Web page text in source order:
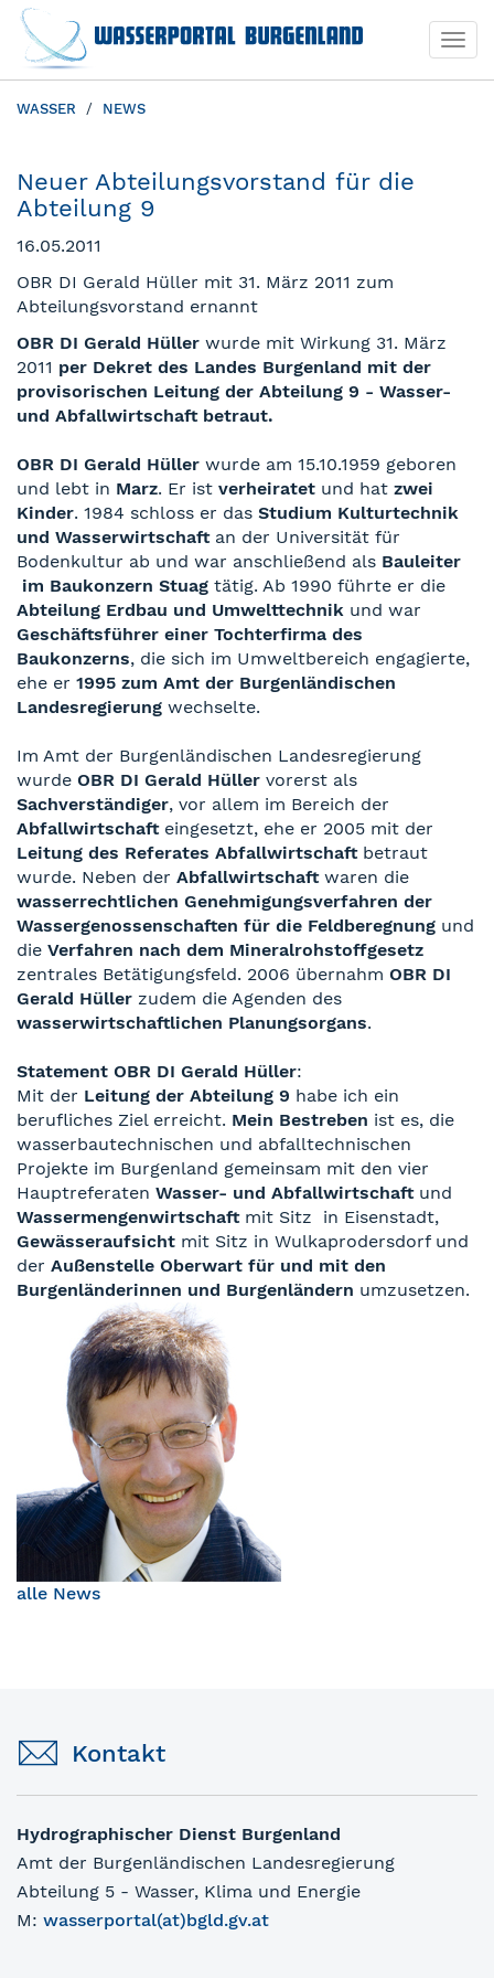
WASSER NEWS
Neuer Abteilungsvorstand für die
Abteilung 9
16.05.2011
OBR DI Gerald Hüller mit 31. März 2011 zum
Abteilungsvorstand ernannt
OBR DI Gerald Hüller wurde mit Wirkung 31. März
2011 per Dekret des Landes Burgenland mit der
provisorischen Leitung der Abteilung 9 - Wasser-
und Abfallwirtschaft betraut.
OBR DI Gerald Hüller wurde am 15.10.1959 geboren
und lebt in Marz. Er ist verheiratet und hat zwei
Kinder. 1984 schloss er das Studium Kulturtechnik
und Wasserwirtschaftan der Universität für
Bodenkultur ab und war anschließend als Bauleiter
im Baukonzern Stuag tätig. Ab 1990 führte er die
Abteilung Erdbau und Umwelttechnik und war
Geschäftsführer einer Tochterfirma des
Baukonzerns, die sich im Umweltbereich engagierte,
ehe er 1995 zum Amt der Burgenländischen
Landesregierung wechselte.
Im Amt der Burgenländischen Landesregierung
wurde OBR DI Gerald Hüller vorerst als
Sachverständiger, vor allem im Bereich der
Abfallwirtschafteingesetzt, ehe er 2005 mit der
Leitung des Referates Abfallwirtschaftbetraut
wurde. Neben der Abfallwirtschaftwaren die
wasserrechtlichen Genehmigungsverfahren der
Wassergenossenschaften für die Feldberegnung und
die Verfahren nach dem Mineralrohstoffgesetz
zentrales Betätigungsfeld. 2006 übernahm OBR DI
Gerald Hüller zudem die Agenden des
wasserwirtschaftlichen Planungsorgans.
Statement OBR DI Gerald Hüller:
Mit der Leitung der Abteilung 9 habe ich ein
berufliches Ziel erreicht. Mein Bestreben ist es, die
wasserbautechnischen und abfalltechnischen
Projekte im Burgenland gemeinsam mit den vier
Hauptreferaten Wasser- und Abfallwirtschaftund
Wassermengenwirtschaftmit Sitz
in Eisenstadt,
Gewässeraufsicht mit Sitz in Wulkaprodersdorf und
der Außenstelle Oberwart für und mit den
Burgenländerinnen und Burgenländern umzusetzen.
alle News
Kontakt
Hydrographischer Dienst Burgenland
Amt der Burgenländischen Landesregierung
Abteilung 5 - Wasser, Klima und Energie
M: wasserportal(at)bgld.gv.at